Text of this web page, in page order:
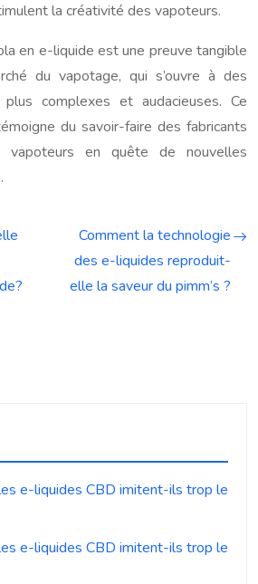
la créativité des vapoteurs.
en e-liquide est une preuve tangible
du vapotage, qui s’ouvre à des
complexes et audacieuses. Ce
du savoir-faire des fabricants
vapoteurs en quête de nouvelles
Comment la technologie
des e-liquides reproduit-
elle la saveur du pimm’s ?
e-liquides CBD imitent-ils trop le
e-liquides CBD imitent-ils trop le